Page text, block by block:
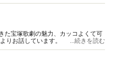
た宝塚歌劇の魅力、カッコよくて可
りお話しています。
...続きを読む